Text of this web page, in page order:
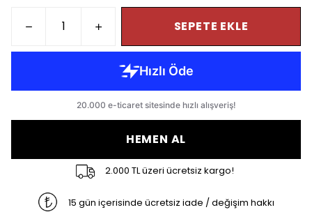
SEPETE EKLE
HEMEN AL
2.000 TL üzeri ücretsiz kargo!
15 gün içerisinde ücretsiz iade / değişim hakkı